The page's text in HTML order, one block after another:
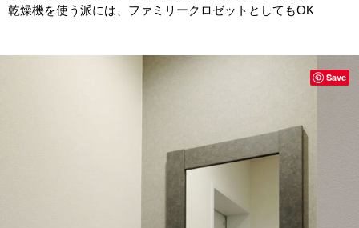
乾燥機を使う派には、ファミリークロゼットとしてもOK
Save